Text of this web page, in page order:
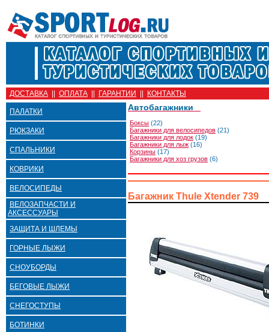
ДОСТАВКА ОПЛАТА ГАРАНТИИ КОНТАКТЫ
ПАЛАТКИ
РЮКЗАКИ
СПАЛЬНИКИ
КОВРИКИ
ВЕЛОСИПЕДЫ
ВЕЛОЗАПЧАСТИ И
АКСЕССУАРЫ
ЗАЩИТА И ШЛЕМЫ
ГОРНЫЕ ЛЫЖИ
СНОУБОРДЫ
БЕГОВЫЕ ЛЫЖИ
СНЕГОСТУПЫ
БОТИНКИ
Автобагажники
Боксы (22)
Багажники для велосипедов (21)
Багажники для лодок (19)
Багажники для лыж (16)
Корзины (17)
Багажники для хоз грузов (6)
Багажник Thule Xtender 739